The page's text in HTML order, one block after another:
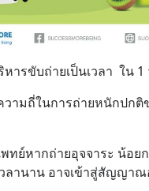
หารขับถ่ายเป็นเวลา  ใน
ามถี่ในการถ่ายหนักปกติ
ทย์หากถ่ายอุจจาระ น้อย
ลานาน อาจเข้าสู่สัญญา